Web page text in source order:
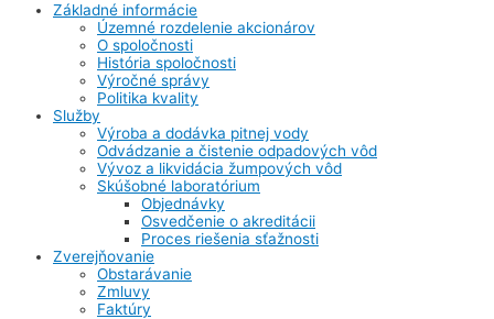
Základné informácie
Územné rozdelenie akcionárov
O spoločnosti
História spoločnosti
Výročné správy
Politika kvality
Služby
Výroba a dodávka pitnej vody
Odvádzanie a čistenie odpadových vôd
Vývoz a likvidácia žumpových vôd
Skúšobné laboratórium
Objednávky
Osvedčenie o akreditácii
Proces riešenia sťažnosti
Zverejňovanie
Obstarávanie
Zmluvy
Faktúry